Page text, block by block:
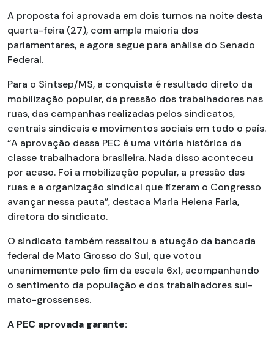
A proposta foi aprovada em dois turnos na noite desta
quarta-feira (27), com ampla maioria dos
parlamentares, e agora segue para análise do Senado
Federal.
Para o Sintsep/MS, a conquista é resultado direto da
mobilização popular, da pressão dos trabalhadores nas
ruas, das campanhas realizadas pelos sindicatos,
centrais sindicais e movimentos sociais em todo o país.
“A aprovação dessa PEC é uma vitória histórica da
classe trabalhadora brasileira. Nada disso aconteceu
por acaso. Foi a mobilização popular, a pressão das
ruas e a organização sindical que fizeram o Congresso
avançar nessa pauta”, destaca Maria Helena Faria,
diretora do sindicato.
O sindicato também ressaltou a atuação da bancada
federal de Mato Grosso do Sul, que votou
unanimemente pelo fim da escala 6x1, acompanhando
o sentimento da população e dos trabalhadores sul-
mato-grossenses.
A PEC aprovada garante: